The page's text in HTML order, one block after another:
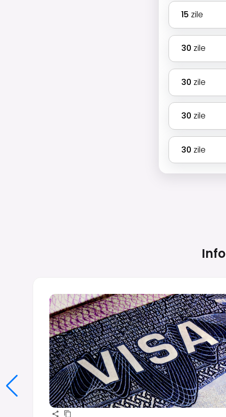
15 zile
30 zile
30 zile
30 zile
30 zile